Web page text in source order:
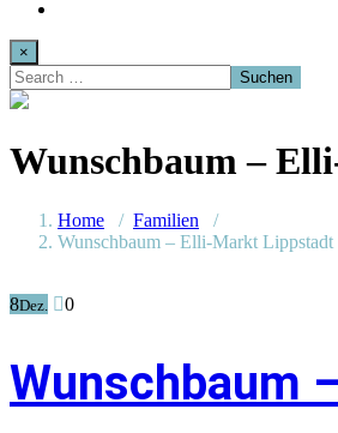
×
Wunschbaum –
Home / Familien /
Wunschbaum – Elli-Markt Lippstadt
8Dez. 0
Wunschbaum